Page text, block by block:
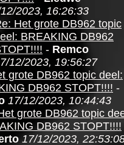
2023, 16:26:33
Het grote DB962 topic
BREAKING DB962
- Remco
12/2023, 19:56:27
grote DB962 topic deel:
DB962 STOPT!!!! -
17/12/2023, 10:44:43
grote DB962 topic
DB962 STOPT!!!!
17/12/2023,